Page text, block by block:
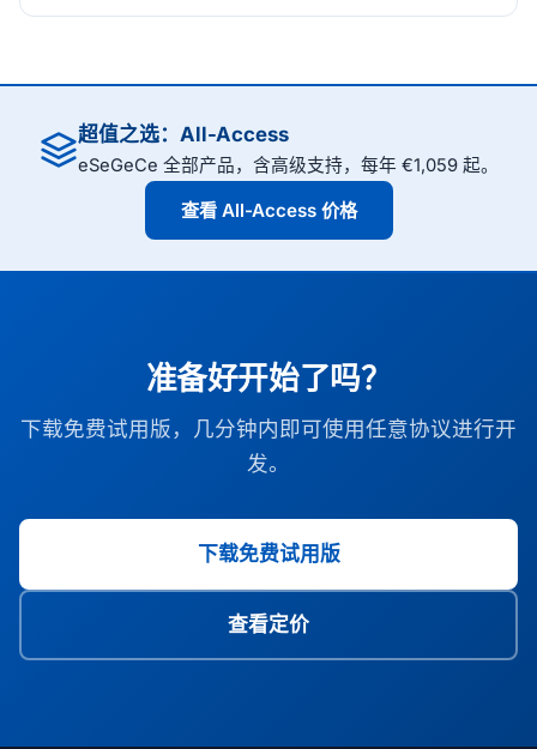
超值之选：All-Access
eSeGeCe 全部产品，含高级支持，每年 €1,059 起。
查看 All-Access 价格
准备好开始了吗？
下载免费试用版，几分钟内即可使用任意协议进行开
发。
下载免费试用版
查看定价